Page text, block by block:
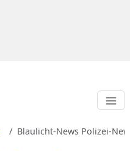
Blaulicht-News Polizei-